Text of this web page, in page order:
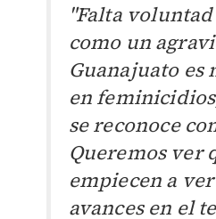
"Falta
como un
Guanajuato es
en
se reconoce
Queremos ver
empiecen a
avances en el